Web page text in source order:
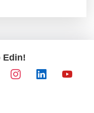
sporla buluşuyor
Edin!